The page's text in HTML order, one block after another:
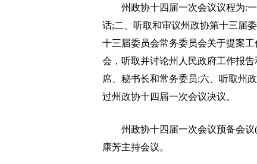
州政协十四届一次会议议程为:一
话;二、听取和审议州政协第十三届
十三届委员会常务委员会关于提案
会，听取并讨论州人民政府工作报
席、秘书长和常务委员;六、听取州
过州政协十四届一次会议决议。
州政协十四届一次会议预备会议(
康芳主持会议。